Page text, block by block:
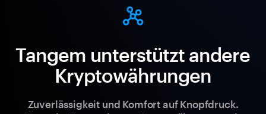
Tangem unterstützt andere
Kryptowährungen
Zuverlässigkeit und Komfort auf Knopfdruck.